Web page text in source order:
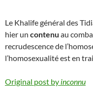
Le Khalife général des
hier un contenu au
recrudescence de
l’homosexualité est en
Original post by inconnu